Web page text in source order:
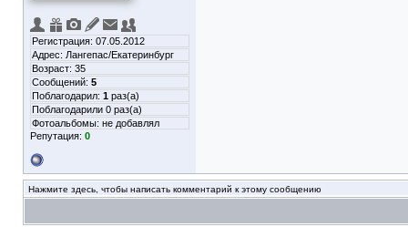
Регистрация: 07.05.2012
Адрес: Лангепас/Екатеринбург
Возраст: 35
Сообщений: 5
Поблагодарил: 1 раз(а)
Поблагодарили 0 раз(а)
Фотоальбомы: не добавлял
Репутация: 0
Нажмите здесь, чтобы написать комментарий к этому сообщению